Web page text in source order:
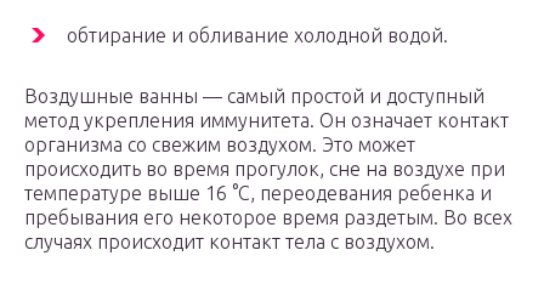
обтирание и обливание холодной водой.
Воздушные ванны — самый простой и доступный
метод укрепления иммунитета. Он означает контакт
организма со свежим воздухом. Это может
происходить во время прогулок, сне на воздухе при
температуре выше 16 °С, переодевания ребенка и
пребывания его некоторое время раздетым. Во всех
случаях происходит контакт тела с воздухом.